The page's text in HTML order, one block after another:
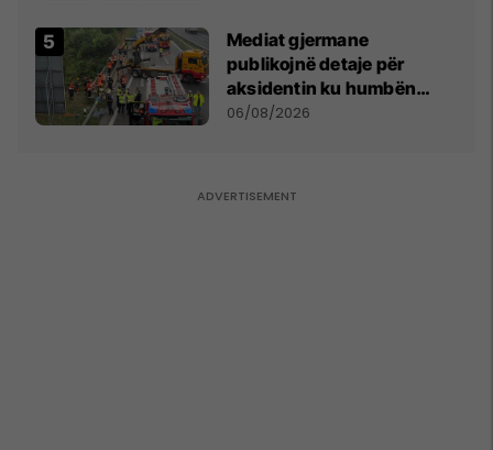
Mediat gjermane
publikojnë detaje për
aksidentin ku humbën
jetën tre mërgimtarë nga
06/08/2026